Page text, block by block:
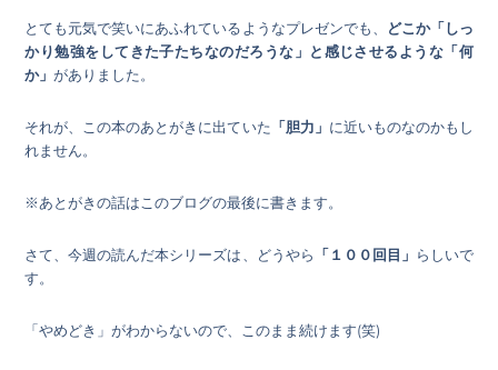
とても元気で笑いにあふれているようなプレゼンでも、
どこか「しっ
かり勉強をしてきた子たちなのだろうな」と感じさせるような「何
か」がありました。
それが、この本のあとがきに出ていた 「胆力」 に近いものなのかもし
れません。
※あとがきの話はこのブログの最後に書きます。
さて、今週の読んだ本シリーズは、どうやら 「１００回目」 らしいで
す。
「やめどき」がわからないので、このまま続けます(笑)